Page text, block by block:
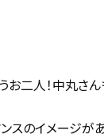
二人！中丸さ
ンスのイメージ